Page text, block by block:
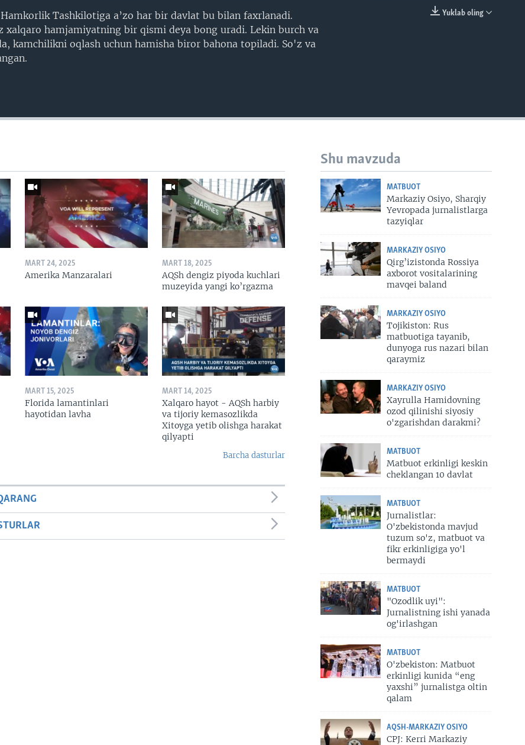
Yuklab oling
Tashkilotiga a’zo har bir davlat bu bilan faxrlanadi.
xalqaro hamjamiyatning bir qismi deya bong uradi. Lekin burch va
kamchilikni oqlash uchun hamisha biror bahona topiladi. So'z va
Shu mavzuda
MATBUOT
Markaziy Osiyo, Sharqiy
Yevropada jurnalistlarga
tazyiqlar
MARKAZIY OSIYO
Qirg’izistonda Rossiya
axborot vositalarining
mavqei baland
MARKAZIY OSIYO
Tojikiston: Rus
matbuotiga tayanib,
dunyoga rus nazari bilan
qaraymiz
MARKAZIY OSIYO
Xayrulla Hamidovning
ozod qilinishi siyosiy
o'zgarishdan darakmi?
MATBUOT
Matbuot erkinligi keskin
cheklangan 10 davlat
MATBUOT
Jurnalistlar:
O'zbekistonda mavjud
tuzum so'z, matbuot va
fikr erkinligiga yo'l
bermaydi
MATBUOT
"Ozodlik uyi":
Jurnalistning ishi yanada
og'irlashgan
MATBUOT
O'zbekiston: Matbuot
erkinligi kunida “eng
yaxshi” jurnalistga oltin
qalam
AQSH-MARKAZIY OSIYO
CPJ: Kerri Markaziy
MART 24, 2025
Amerika Manzaralari
MART 18, 2025
AQSh dengiz piyoda kuchlari
muzeyida yangi ko’rgazma
MART 15, 2025
Florida lamantinlari
hayotidan lavha
MART 14, 2025
Xalqaro hayot - AQSh harbiy
va tijoriy kemasozlikda
Xitoyga yetib olishga harakat
qilyapti
Barcha dasturlar